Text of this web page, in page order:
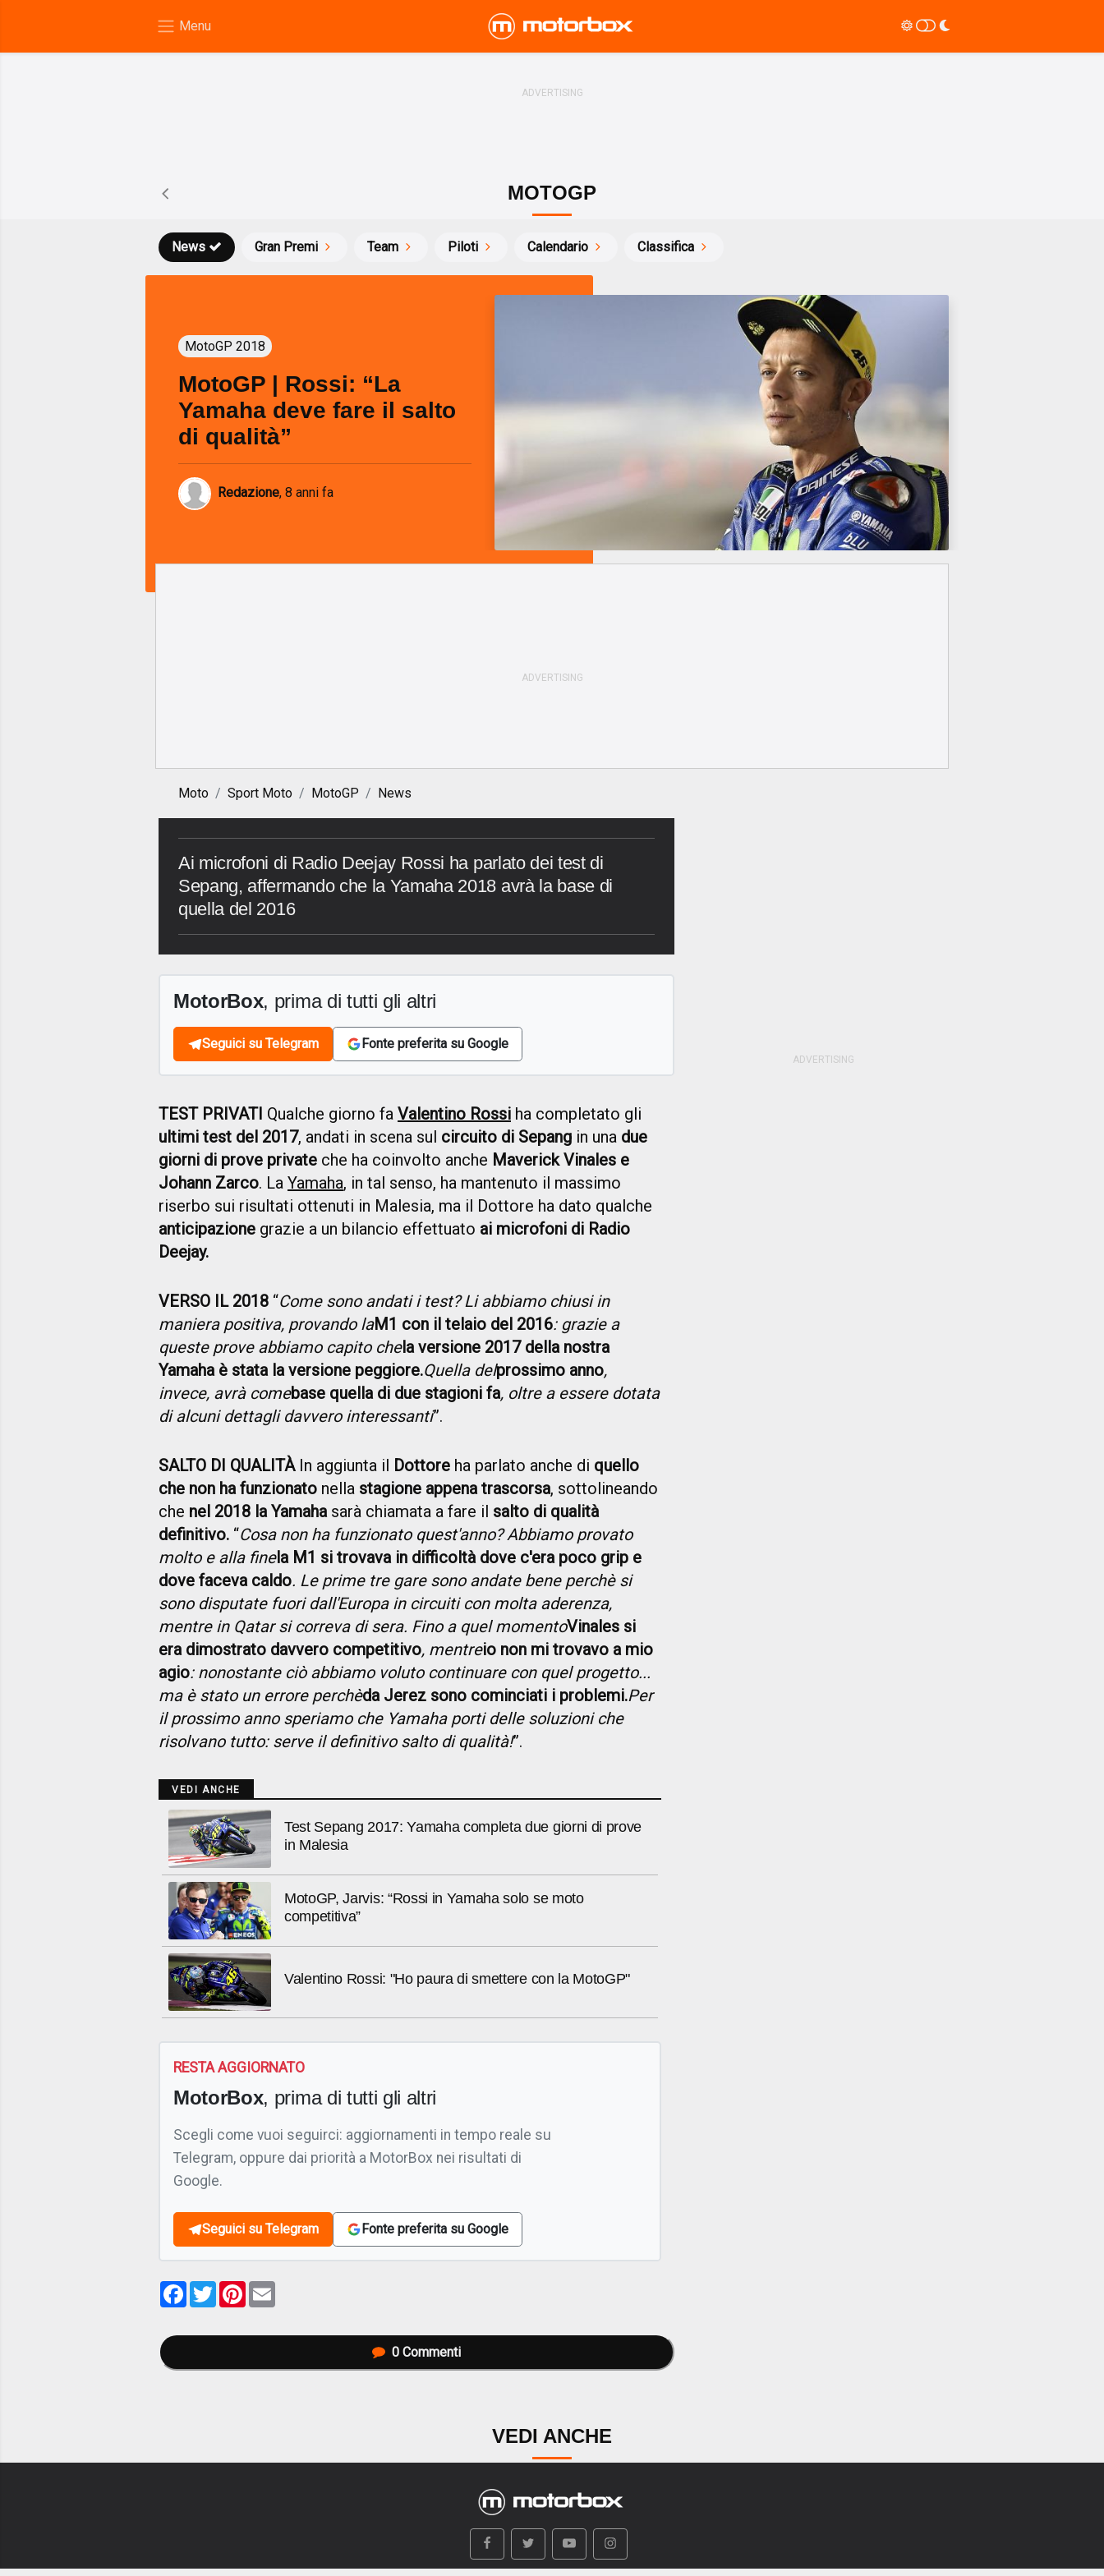
MOTOGP
News Gran Premi Team Piloti Calendario Classifica
MotoGP 2018
MotoGP | Rossi: “La
Yamaha deve fare il salto
di qualità”
Redazione, 8 anni fa
Moto Sport Moto MotoGP News
Ai microfoni di Radio Deejay Rossi ha parlato dei test di
Sepang, affermando che la Yamaha 2018 avrà la base di
quella del 2016
MotorBox, prima di tutti gli altri
Seguici su Telegram Fonte preferita su Google
TEST PRIVATI Qualche giorno fa Valentino Rossi ha completato gli
ultimi test del 2017, andati in scena sul circuito di Sepang in una due
giorni di prove private che ha coinvolto anche Maverick Vinales e
Johann Zarco. La Yamaha, in tal senso, ha mantenuto il massimo
riserbo sui risultati ottenuti in Malesia, ma il Dottore ha dato qualche
anticipazione grazie a un bilancio effettuato ai microfoni di Radio
Deejay.
VERSO IL 2018 “Come sono andati i test? Li abbiamo chiusi in
maniera positiva, provando laM1 con il telaio del 2016: grazie a
queste prove abbiamo capito chela versione 2017 della nostra
Yamaha è stata la versione peggiore.Quella delprossimo anno,
invece, avrà comebase quella di due stagioni fa, oltre a essere dotata
di alcuni dettagli davvero interessanti”.
SALTO DI QUALITÀIn aggiunta il Dottore ha parlato anche di quello
che non ha funzionato nella stagione appena trascorsa, sottolineando
che nel 2018 la Yamahasarà chiamata a fare il salto di qualità
definitivo. “Cosa non ha funzionato quest'anno? Abbiamo provato
molto e alla finela M1 si trovava in difficoltà dove c'era poco grip e
dove faceva caldo. Le prime tre gare sono andate bene perchè si
sono disputate fuori dall'Europa in circuiti con molta aderenza,
mentre in Qatar si correva di sera. Fino a quel momentoVinales si
era dimostrato davvero competitivo, mentreio non mi trovavo a mio
agio: nonostante ciò abbiamo voluto continuare con quel progetto...
ma è stato un errore perchèda Jerez sono cominciati i problemi.Per
il prossimo anno speriamo che Yamaha porti delle soluzioni che
risolvano tutto: serve il definitivo salto di qualità!”.
VEDI ANCHE
Test Sepang 2017: Yamaha completa due giorni di prove
in Malesia
MotoGP, Jarvis: “Rossi in Yamaha solo se moto
competitiva”
Valentino Rossi: "Ho paura di smettere con la MotoGP"
RESTA AGGIORNATO
MotorBox, prima di tutti gli altri
Scegli come vuoi seguirci: aggiornamenti in tempo reale su
Telegram, oppure dai priorità a MotorBox nei risultati di
Google.
Seguici su Telegram Fonte preferita su Google
Facebook
TwitterPinterest
0 Commenti
VEDI ANCHE